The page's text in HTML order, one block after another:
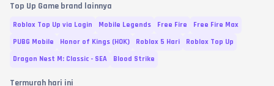
Top Up Game brand lainnya
Roblox Top Up via Login Mobile Legends Free Fire
Free Fire Max
PUBG Mobile
Honor of Kings (HOK) Roblox 5 Hari
Roblox Top Up
Dragon Nest M: Classic - SEA
Blood Strike
Termurah hari ini